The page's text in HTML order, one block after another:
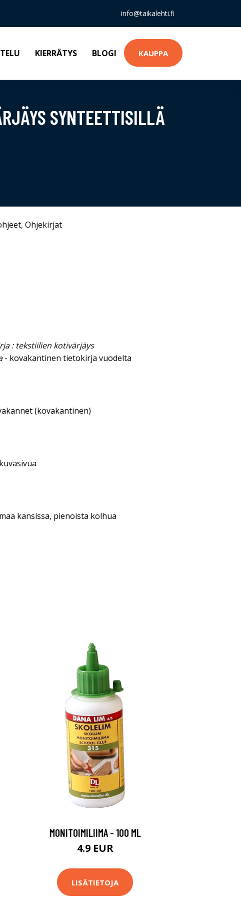
info@taikalehti.fi
KIERRÄTYS BLOGI KAUPPA
SYNTEETTISILLÄ
, Ohjekirjat
: tekstiilien kotivärjäys
- kovakantinen tietokirja vuodelta
(kovakantinen)
kansissa, pienoista kolhua
MONITOIMILIIMA - 100 ML
4.9 EUR
LISÄTIETOJA